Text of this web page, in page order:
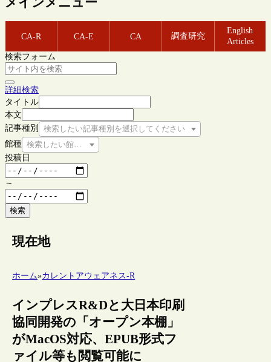
CA-R CA-E CA 調査研究
English
Articles
検索フォーム
詳細検索
タイトル
本文
記事種別
検索したい記事種別を選択してください
館種 検索したい館種を選択してください
投稿日
～
検索
現在地
ホーム»カレントアウェアネス-R
インプレスR&Dと大日本印刷
協同開発の「オープン本棚」
がMacOS対応、EPUB形式フ
ァイル等も閲覧可能に